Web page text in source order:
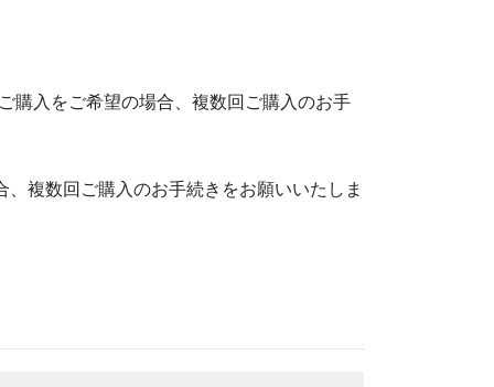
購入をご希望の場合、複数回ご購入のお手
複数回ご購入のお手続きをお願いいたしま